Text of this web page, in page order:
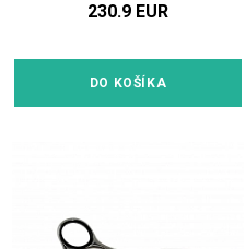
230.9 EUR
DO KOŠÍKA